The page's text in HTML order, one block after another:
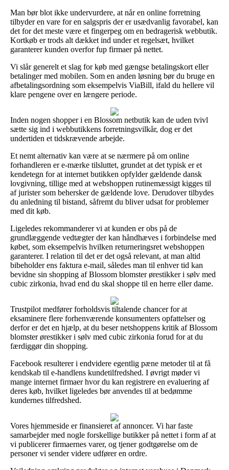
Man bør blot ikke undervurdere, at når en online forretning
tilbyder en vare for en salgspris der er usædvanlig favorabel, kan
det for det meste være et fingerpeg om en bedragerisk webbutik.
Kortkøb er trods alt dækket ind under et regelsæt, hvilket
garanterer kunden overfor fup firmaer på nettet.
Vi slår generelt et slag for køb med gængse betalingskort eller
betalinger med mobilen. Som en anden løsning bør du bruge en
afbetalingsordning som eksempelvis ViaBill, ifald du hellere vil
klare pengene over en længere periode.
Inden nogen shopper i en Blossom netbutik kan de uden tvivl
sætte sig ind i webbutikkens forretningsvilkår, dog er det
undertiden et tidskrævende arbejde.
Et nemt alternativ kan være at se nærmere på om online
forhandleren er e-mærke tilsluttet, grundet at det typisk er et
kendetegn for at internet butikken opfylder gældende dansk
lovgivning, tillige med at webshoppen rutinemæssigt kigges til
af jurister som behersker de gældende love. Derudover tilbydes
du anledning til bistand, såfremt du bliver udsat for problemer
med dit køb.
Ligeledes rekommanderer vi at kunden er obs på de
grundlæggende vedtægter der kan håndhæves i forbindelse med
købet, som eksempelvis hvilken returneringsret webshoppen
garanterer. I relation til det er det også relevant, at man altid
bibeholder ens faktura e-mail, således man til enhver tid kan
bevidne sin shopping af Blossom blomster ørestikker i sølv med
cubic zirkonia, hvad end du skal shoppe til en herre eller dame.
Trustpilot medfører forholdsvis tiltalende chancer for at
eksaminere flere forhenværende konsumenters opfattelser og
derfor er det en hjælp, at du beser netshoppens kritik af Blossom
blomster ørestikker i sølv med cubic zirkonia forud for at du
færdiggør din shopping.
Facebook resulterer i endvidere egentlig pæne metoder til at få
kendskab til e-handlens kundetilfredshed. I øvrigt møder vi
mange internet firmaer hvor du kan registrere en evaluering af
deres køb, hvilket ligeledes bør anvendes til at bedømme
kundernes tilfredshed.
Vores hjemmeside er finansieret af annoncer. Vi har faste
samarbejder med nogle forskellige butikker på nettet i form af at
vi publicerer firmaernes varer, og tjener godtgørelse om de
personer vi sender videre udfører en ordre.